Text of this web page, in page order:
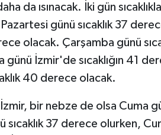
da ısınacak. İki gün
günü sıcaklık 37
olacak. Çarşamba günü
İzmir'de sıcaklığın 41
40 derece olacak.
İzmir, bir nebze de olsa Cuma
sıcaklık 37 derece olurken,